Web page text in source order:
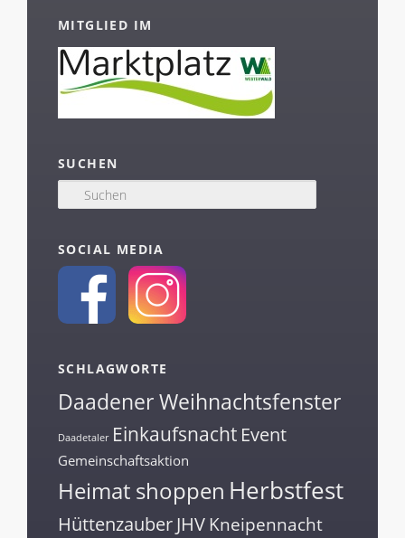
MITGLIED IM
SUCHEN
u
e
n
SOCIAL MEDIA
SCHLAGWORTE
Daadener Weihnachtsfenster
Daadetaler Einkaufsnacht Event
Gemeinschaftsaktion
Heimat shoppen Herbstfest
HüttenzauberJHVKneipennacht